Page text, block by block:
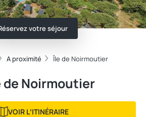
votre séjour
A proximité Île de Noirmoutier
de Noirmoutier
VOIR LʼITINÉRAIRE